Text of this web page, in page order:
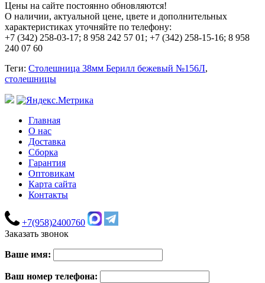
Цены на сайте постоянно обновляются!
О наличии, актуальной цене, цвете и дополнительных
характеристиках уточняйте по телефону:
+7 (342) 258-03-17; 8 958 242 57 01; +7 (342) 258-15-16; 8 958
240 07 60
Теги: Столешница 38мм Берилл бежевый №156Л,
столешницы
Главная
О нас
Доставка
Сборка
Гарантия
Оптовикам
Карта сайта
Контакты
+7(958)2400760
Заказать звонок
Ваше имя:
Ваш номер телефона: